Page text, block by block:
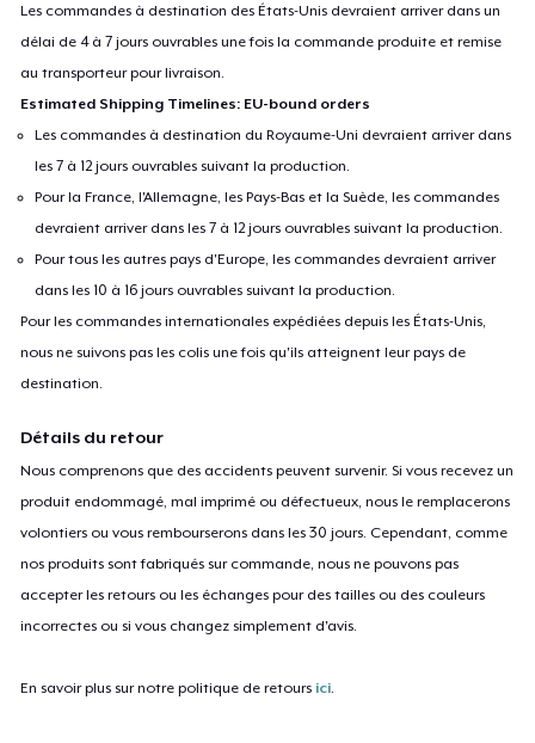
Les commandes à destination des États-Unis devraient arriver dans un
délai de 4 à 7 jours ouvrables une fois la commande produite et remise
au transporteur pour livraison.
Estimated Shipping Timelines: EU-bound orders
Les commandes à destination du Royaume-Uni devraient arriver dans
les 7 à 12 jours ouvrables suivant la production.
Pour la France, l'Allemagne, les Pays-Bas et la Suède, les commandes
devraient arriver dans les 7 à 12 jours ouvrables suivant la production.
Pour tous les autres pays d'Europe, les commandes devraient arriver
dans les 10 à 16 jours ouvrables suivant la production.
Pour les commandes internationales expédiées depuis les États-Unis,
nous ne suivons pas les colis une fois qu'ils atteignent leur pays de
destination.
Détails du retour
Nous comprenons que des accidents peuvent survenir. Si vous recevez un
produit endommagé, mal imprimé ou défectueux, nous le remplacerons
volontiers ou vous rembourserons dans les 30 jours. Cependant, comme
nos produits sont fabriqués sur commande, nous ne pouvons pas
accepter les retours ou les échanges pour des tailles ou des couleurs
incorrectes ou si vous changez simplement d'avis.
En savoir plus sur notre politique de retours ici